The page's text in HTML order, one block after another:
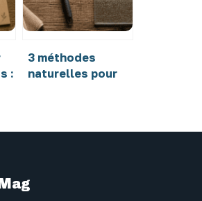
thermiques et
acoustiques
:
3 méthodes
naturelles pour